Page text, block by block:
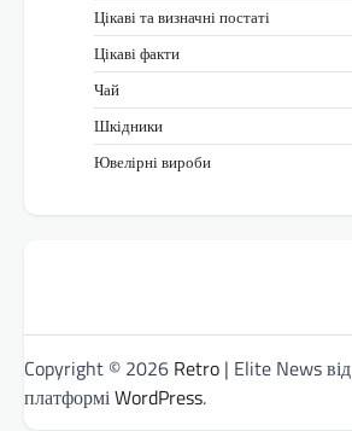
Цікаві та визначні постаті
Цікаві факти
Чай
Шкідники
Ювелірні вироби
Copyright © 2026 Retro | Elite News від
платформіWordPress.